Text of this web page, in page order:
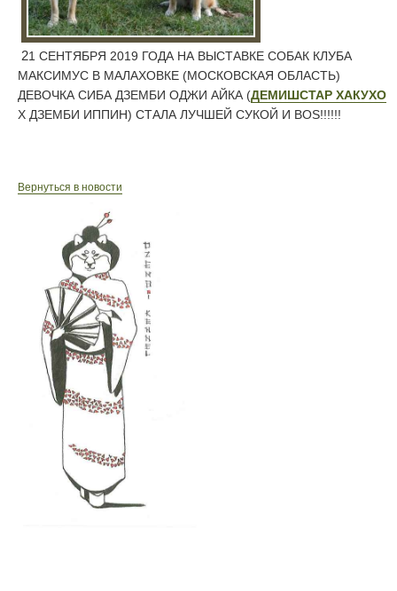
21 СЕНТЯБРЯ 2019 ГОДА НА ВЫСТАВКЕ СОБАК КЛУБА
МАКСИМУС В МАЛАХОВКЕ (МОСКОВСКАЯ ОБЛАСТЬ)
ДЕВОЧКА СИБА ДЗЕМБИ ОДЖИ АЙКА (ДЕМИШСТАР ХАКУХО
Х ДЗЕМБИ ИППИН) СТАЛА ЛУЧШЕЙ СУКОЙ И BOS!!!!!!
Вернуться в новости